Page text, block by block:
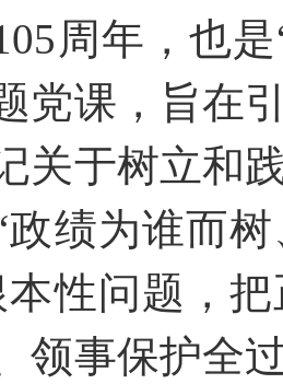
周年，也
党课，旨在
关于树立和
政绩为谁而
本性问题，
领事保护全